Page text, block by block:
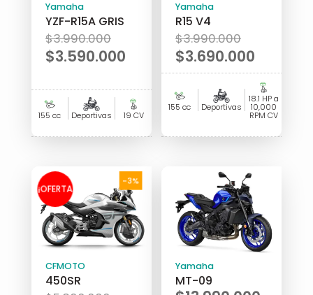
Yamaha
YZF-R15A GRIS
$3.990.000El
precio
original
era:
$3.990.000.
$3.590.000
precio
actual
155 cc Deportivas 19 CV
Yamaha
R15 V4
$3.990.000El
precio
original
era:
$3.690.000
El
precio
actual
155 cc Deportivas
18.1 HP a
10,000
RPM CV
-3%
¡OFERTA
!
CFMOTO
450SR
Yamaha
MT-09